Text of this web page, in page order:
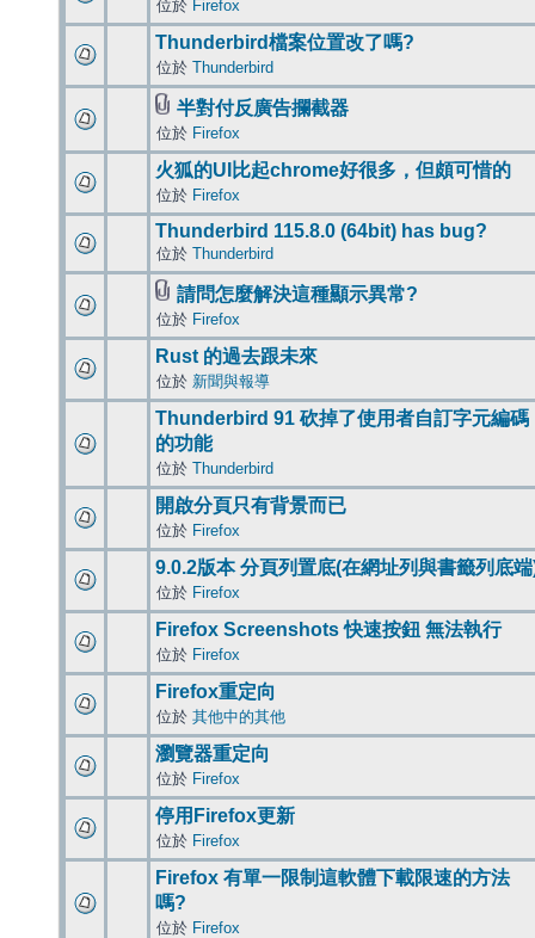
位於 Firefox
Thunderbird檔案位置改了嗎?
位於 Thunderbird
半對付反廣告攔截器
位於 Firefox
火狐的UI比起chrome好很多，但頗可惜的
位於 Firefox
Thunderbird 115.8.0 (64bit) has bug?
位於 Thunderbird
請問怎麼解決這種顯示異常?
位於 Firefox
Rust 的過去跟未來
位於 新聞與報導
Thunderbird 91 砍掉了使用者自訂字元編碼
的功能
位於 Thunderbird
開啟分頁只有背景而已
位於 Firefox
9.0.2版本 分頁列置底(在網址列與書籤列底
位於 Firefox
Firefox Screenshots 快速按鈕 無法執行
位於 Firefox
Firefox重定向
位於 其他中的其他
瀏覽器重定向
位於 Firefox
停用Firefox更新
位於 Firefox
Firefox 有單一限制這軟體下載限速的方法
嗎?
位於 Firefox